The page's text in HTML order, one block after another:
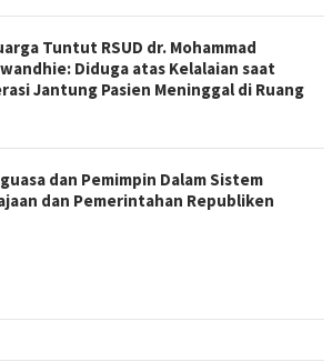
Tuntut RSUD dr. Mohammad
Diduga atas Kelalaian saat
Jantung Pasien Meninggal di Ruang
dan Pemimpin Dalam Sistem
dan Pemerintahan Republiken